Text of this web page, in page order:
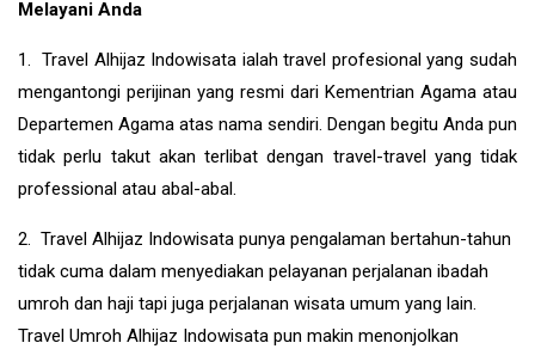
Melayani Anda
1. Travel Alhijaz Indowisata ialah travel profesional yang sudah
mengantongi perijinan yang resmi dari Kementrian Agama atau
Departemen Agama atas nama sendiri. Dengan begitu Anda pun
tidak perlu takut akan terlibat dengan travel-travel yang tidak
professional atau abal-abal.
2. Travel Alhijaz Indowisata punya pengalaman bertahun-tahun
tidak cuma dalam menyediakan pelayanan perjalanan ibadah
umroh dan haji tapi juga perjalanan wisata umum yang lain.
Travel Umroh Alhijaz Indowisata pun makin menonjolkan